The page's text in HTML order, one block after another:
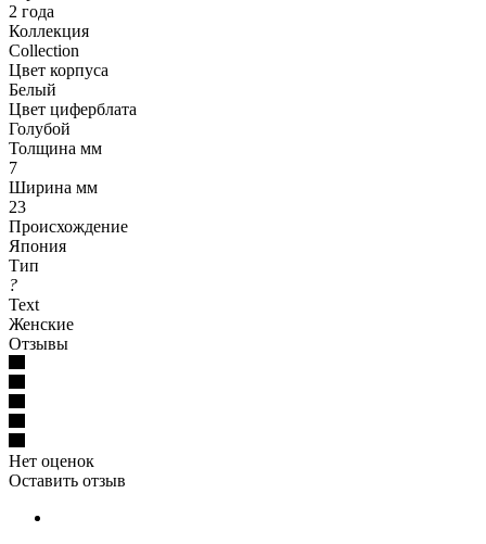
2 года
Коллекция
Collection
Цвет корпуса
Белый
Цвет циферблата
Голубой
Толщина мм
7
Ширина мм
23
Происхождение
Япония
Тип
?
Text
Женские
Отзывы
Нет оценок
Оставить отзыв